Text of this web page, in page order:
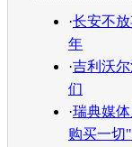
·长安不
年
·吉利沃
们
·瑞典媒
购买一切"